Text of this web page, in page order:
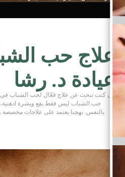
علاج حب
عيادة د. رشا
إن كنت تبحث عن علاج فعّال لحب الشباب في
حب الشباب ليس فقط بقع وبشرة ادهنية، لكنه
بالنفس. نهجنا يعتمد على علاجات مخصصة